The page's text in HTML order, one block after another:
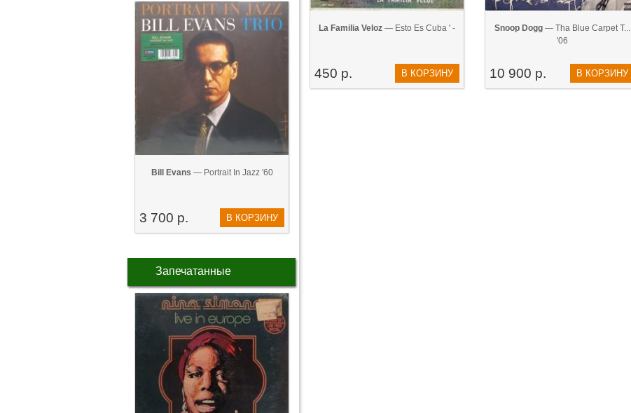
Bill Evans — Portrait In Jazz '60
3 700 р. В КОРЗИНУ
Запечатанные
La Familia Veloz — Esto Es Cuba ' -
450 р. В КОРЗИНУ
Snoop Dogg— ‎Tha Blue Carpet T...
'06
10 900 р. В КОРЗИНУ